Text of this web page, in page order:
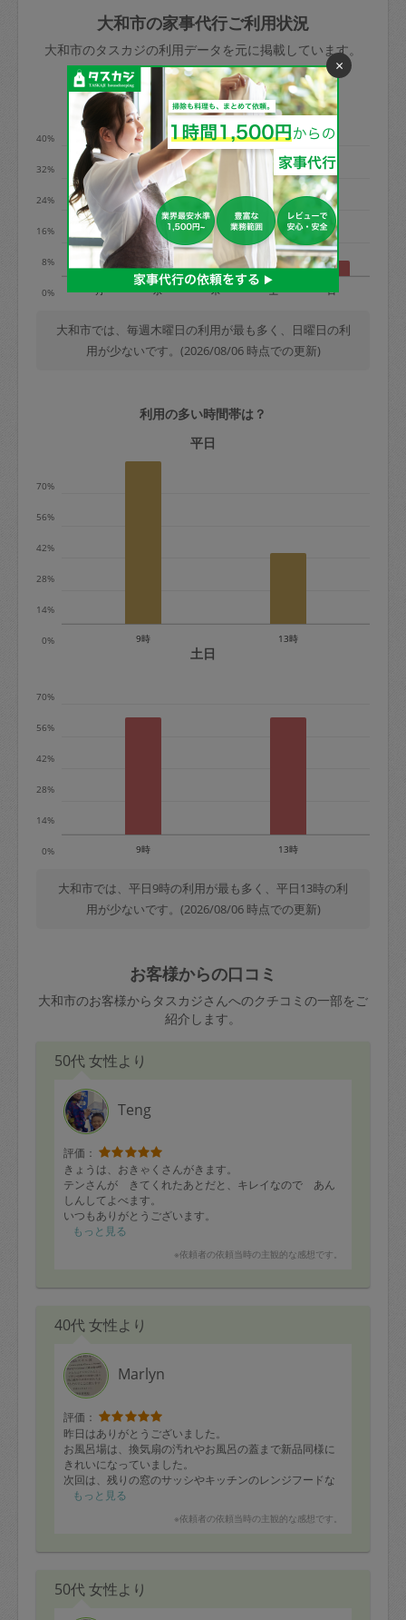
依頼者不在による当日キャンセル＝依頼
金額の100%＋交通費全額
※例：依頼日時／土曜日午前9時開始の場
合、水曜日午前9時以降はキャンセル料が
発生
水曜日9時〜金曜日9時まで＝依頼料金の
50%
金曜日9時～土曜日8時まで＝依頼金額の
100%
土曜日8時〜実施時間＝依頼金額の100%
＋交通費全額
依頼者不在による当日キャンセル＝依頼
金額の100%＋交通費全額
定期契約をキャンセルする場合、毎週定
期は月2回まで隔週定期は月1回までキャ
ンセル料は発生しません。それ以上はキ
※キャンセル料金の設定について：
相当で料金設定されています。
きた場合は損害保険の対象外となるので
ご注意ください。
玉、など
あわせてこちらも参照ください：初めて
利用します。注意しなくてはいけない点
はありますか？
大和市の家事代行ご利用状況
大和市のタスカジの利用データを元に掲載しています。
利用の多い曜日は？
0%
8%
16%
24%
32%
40%
月 水 木 土 日
大和市では、毎週木曜日の利用が最も多く、日曜日の利
用が少ないです。(2026/08/06 時点での更新)
利用の多い時間帯は？
平日
0%
14%
28%
42%
56%
70%
9時 13時
土日
0%
14%
28%
42%
56%
70%
9時 13時
大和市では、平日9時の利用が最も多く、平日13時の利
用が少ないです。(2026/08/06 時点での更新)
お客様からの口コミ
大和市のお客様からタスカジさんへのクチコミの一部をご
紹介します。
50代 女性より
Teng
評価：
きょうは、おきゃくさんがきます。
テンさんが きてくれたあとだと、キレイなので あん
しんしてよべます。
いつもありがとうございます。
もっと見る
※依頼者の依頼当時の主観的な感想です。
40代 女性より
Marlyn
評価：
昨日はありがとうございました。
お風呂場は、換気扇の汚れやお風呂の蓋まで新品同様に
きれいになっていました。
次回は、残りの窓のサッシやキッチンのレンジフードな
ど今回出来なかった部分をお願いしたいと思います。
依頼した甲斐がありました。
もっと見る
※依頼者の依頼当時の主観的な感想です。
50代 女性より
×